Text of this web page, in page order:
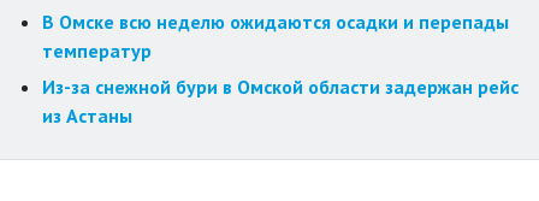
В Омске всю неделю ожидаются осадки и перепады
температур
Из-за снежной бури в Омской области задержан рейс
из Астаны